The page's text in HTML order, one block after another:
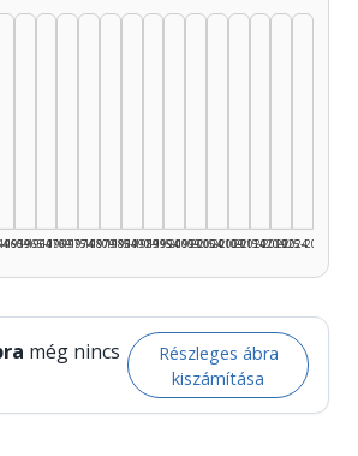
1965–1969
1970–1974
1975–1979
1980–1984
1985–1989
1990–1994
1995–1999
2000–2004
2005–2009
2010–2014
2015–2019
2020–2024
2025–2026
még nincs
Részleges ábra
kiszámítása